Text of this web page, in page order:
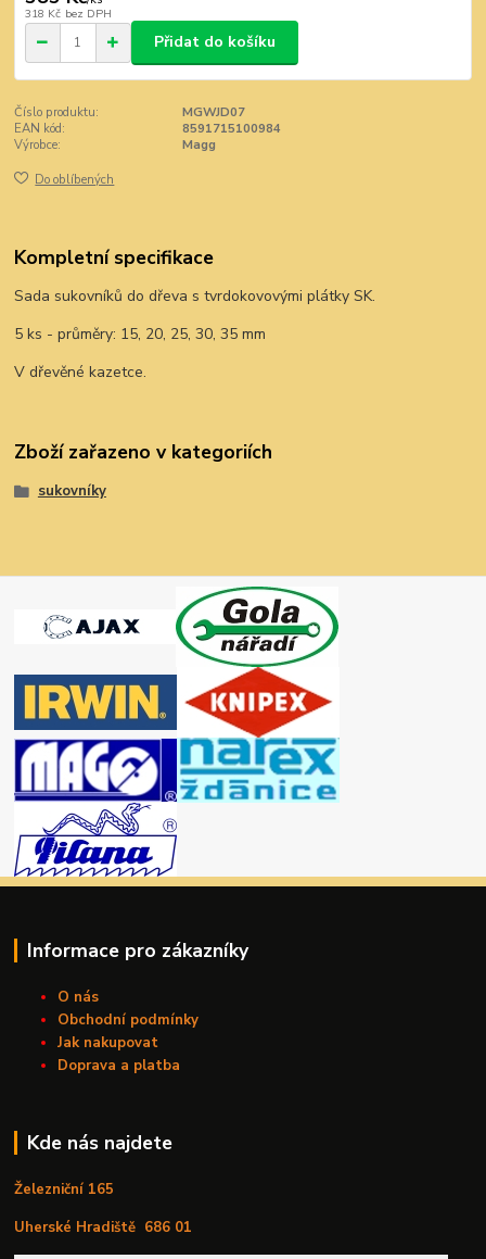
318 Kč bez DPH
Přidat do košíku
Číslo produktu:
MGWJD07
EAN kód:
8591715100984
Výrobce:
Magg
Do oblíbených
Kompletní specifikace
Sada sukovníků do dřeva s tvrdokovovými plátky SK.
5 ks - průměry: 15, 20, 25, 30, 35 mm
V dřevěné kazetce.
Zboží zařazeno v kategoriích
sukovníky
Informace pro zákazníky
O nás
Obchodní podmínky
Jak nakupovat
Doprava a platba
Kde nás najdete
Železniční 165
Uherské Hradiště 686 01